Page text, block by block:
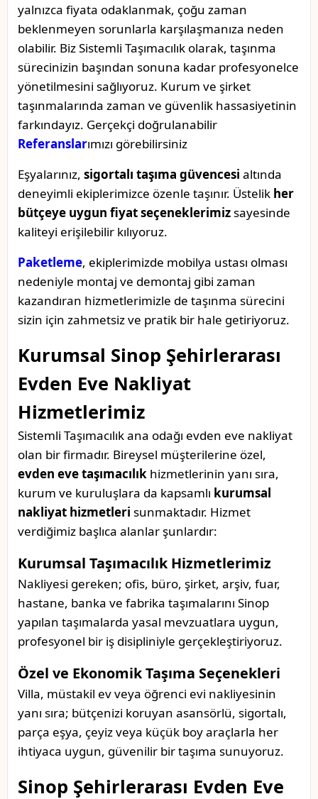
yalnızca fiyata odaklanmak, çoğu zaman
beklenmeyen sorunlarla karşılaşmanıza neden
olabilir. Biz Sistemli Taşımacılık olarak, taşınma
sürecinizin başından sonuna kadar profesyonelce
yönetilmesini sağlıyoruz. Kurum ve şirket
taşınmalarında zaman ve güvenlik hassasiyetinin
farkındayız. Gerçekçi doğrulanabilir
Referanslarımızı görebilirsiniz
Eşyalarınız, sigortalı taşıma güvencesi altında
deneyimli ekiplerimizce özenle taşınır. Üstelik her
bütçeye uygun fiyat seçeneklerimizsayesinde
kaliteyi erişilebilir kılıyoruz.
Paketleme, ekiplerimizde mobilya ustası olması
nedeniyle montaj ve demontaj gibi zaman
kazandıran hizmetlerimizle de taşınma sürecini
sizin için zahmetsiz ve pratik bir hale getiriyoruz.
Kurumsal Sinop Şehirlerarası
Evden Eve Nakliyat
Hizmetlerimiz
Sistemli Taşımacılık ana odağı evden eve nakliyat
olan bir firmadır. Bireysel müşterilerine özel,
evden eve taşımacılık hizmetlerinin yanı sıra,
kurum ve kuruluşlara da kapsamlı kurumsal
nakliyat hizmetleri sunmaktadır. Hizmet
verdiğimiz başlıca alanlar şunlardır:
Kurumsal Taşımacılık Hizmetlerimiz
Nakliyesi gereken; ofis, büro, şirket, arşiv, fuar,
hastane, banka ve fabrika taşımalarını Sinop
yapılan taşımalarda yasal mevzuatlara uygun,
profesyonel bir iş disipliniyle gerçekleştiriyoruz.
Özel ve Ekonomik Taşıma Seçenekleri
Villa, müstakil ev veya öğrenci evi nakliyesinin
yanı sıra; bütçenizi koruyan asansörlü, sigortalı,
parça eşya, çeyiz veya küçük boy araçlarla her
ihtiyaca uygun, güvenilir bir taşıma sunuyoruz.
Sinop Şehirlerarası Evden Eve